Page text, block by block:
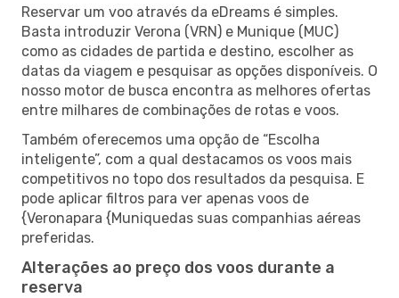
Reservar um voo através da eDreams é simples.
Basta introduzir Verona (VRN) e Munique (MUC)
como as cidades de partida e destino, escolher as
datas da viagem e pesquisar as opções disponíveis. O
nosso motor de busca encontra as melhores ofertas
entre milhares de combinações de rotas e voos.
Também oferecemos uma opção de “Escolha
inteligente”, com a qual destacamos os voos mais
competitivos no topo dos resultados da pesquisa. E
pode aplicar filtros para ver apenas voos de
{Veronapara {Muniquedas suas companhias aéreas
preferidas.
Alterações ao preço dos voos durante a
reserva